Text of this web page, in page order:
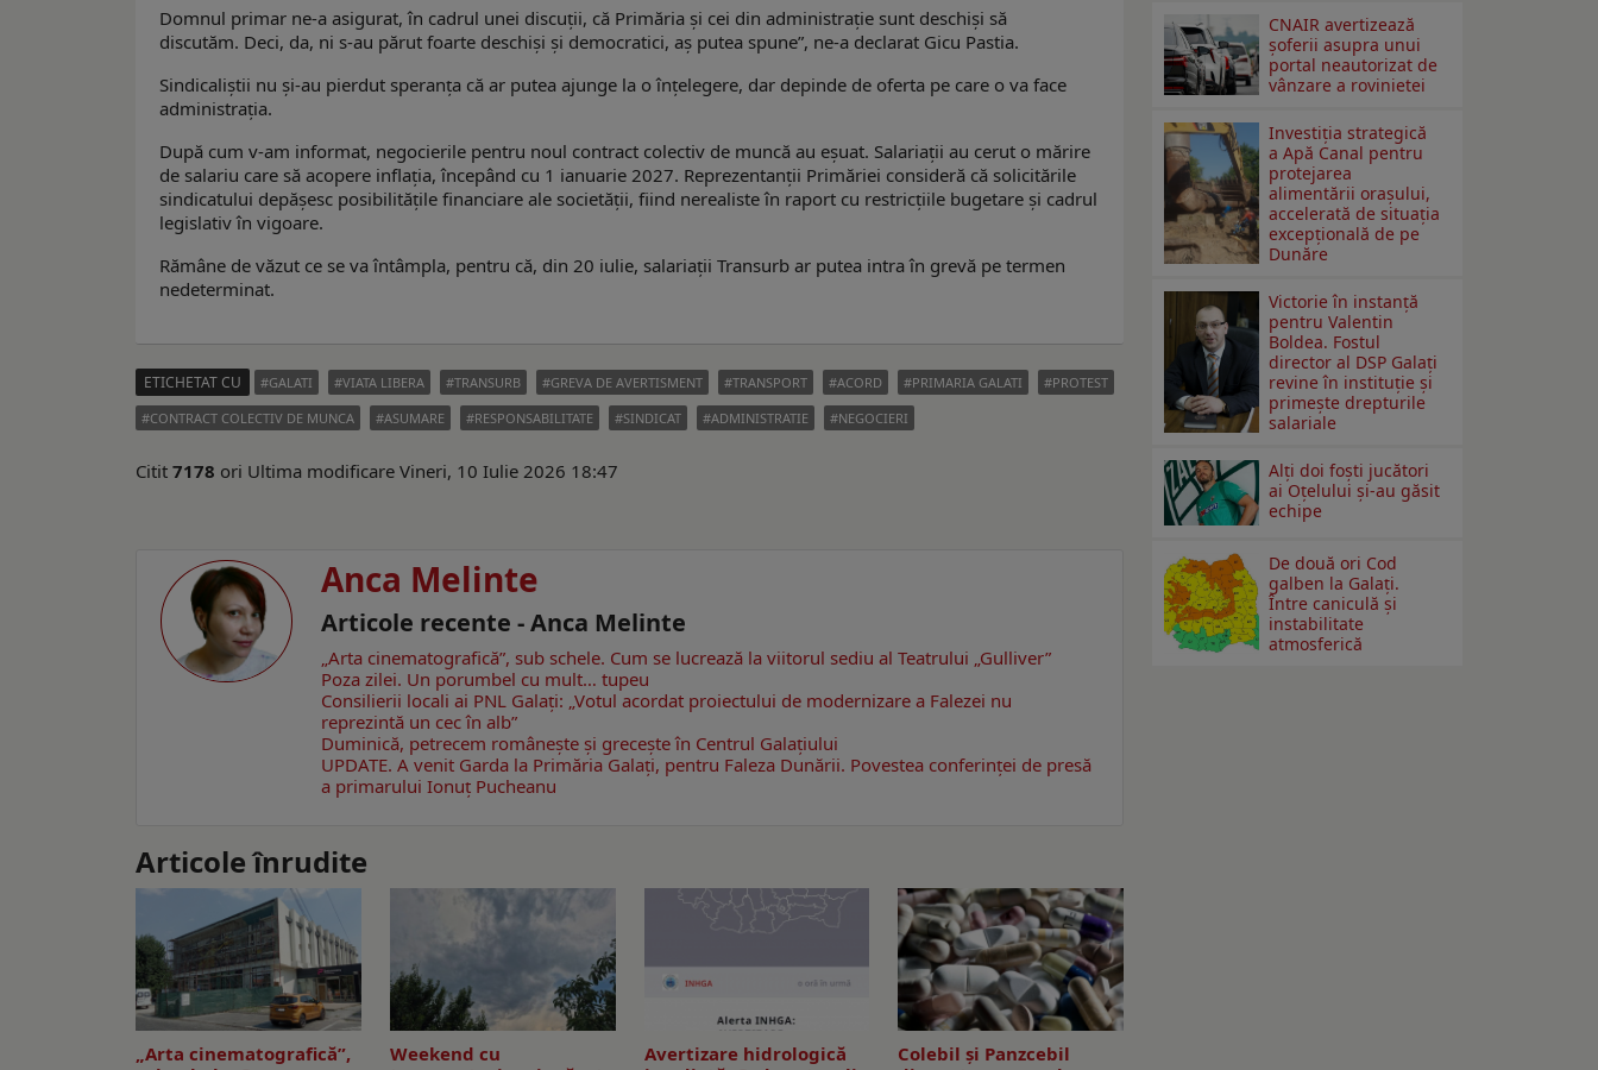
Domnul primar ne-a asigurat, în cadrul unei discuţii, că Primăria și cei din administraţie sunt deschiși să
discutăm. Deci, da, ni s-au părut foarte deschiși și democratici, aș putea spune”, ne-a declarat Gicu Pastia.
Sindicaliştii nu şi-au pierdut speranţa că ar putea ajunge la o înţelegere, dar depinde de oferta pe care o va face
administraţia.
După cum v-am informat, negocierile pentru noul contract colectiv de muncă au eşuat. Salariaţii au cerut o mărire
de salariu care să acopere inflaţia, începând cu 1 ianuarie 2027. Reprezentanţii Primăriei consideră că solicitările
sindicatului depășesc posibilitățile financiare ale societății, fiind nerealiste în raport cu restricțiile bugetare și cadrul
legislativ în vigoare.
Rămâne de văzut ce se va întâmpla, pentru că, din 20 iulie, salariaţii Transurb ar putea intra în grevă pe termen
nedeterminat.
ETICHETAT CU GALATI VIATA LIBERA TRANSURB GREVA DE AVERTISMENT TRANSPORT ACORD PRIMARIA GALATI
PROTEST
CONTRACT COLECTIV DE MUNCA
ASUMARE RESPONSABILITATE SINDICAT ADMINISTRATIE NEGOCIERI
Citit 7178 ori Ultima modificare Vineri, 10 Iulie 2026 18:47
Anca Melinte
Articole recente - Anca Melinte
„Arta cinematografică”, sub schele. Cum se lucrează la viitorul sediu al Teatrului „Gulliver”
Poza zilei. Un porumbel cu mult… tupeu
Consilierii locali ai PNL Galaţi: „Votul acordat proiectului de modernizare a Falezei nu
reprezintă un cec în alb”
Duminică, petrecem româneşte şi greceşte în Centrul Galaţiului
UPDATE. A venit Garda la Primăria Galaţi, pentru Faleza Dunării. Povestea conferinţei de presă
a primarului Ionuţ Pucheanu
Articole înrudite
„Arta cinematografică”,
Weekend cu
Avertizare hidrologică
Colebil și Panzcebil
CNAIR avertizează
șoferii asupra unui
portal neautorizat de
vânzare a rovinietei
Investiția strategică
a Apă Canal pentru
protejarea
alimentării orașului,
accelerată de situația
excepțională de pe
Dunăre
Victorie în instanță
pentru Valentin
Boldea. Fostul
director al DSP Galați
revine în instituție și
primește drepturile
salariale
Alți doi foști jucători
ai Oțelului și-au găsit
echipe
De două ori Cod
galben la Galaţi.
Între caniculă şi
instabilitate
atmosferică